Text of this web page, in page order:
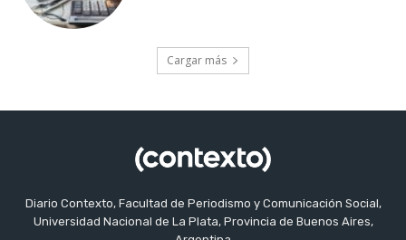
Cargar más
Diario Contexto, Facultad de Periodismo y Comunicación Social,
Universidad Nacional de La Plata, Provincia de Buenos Aires,